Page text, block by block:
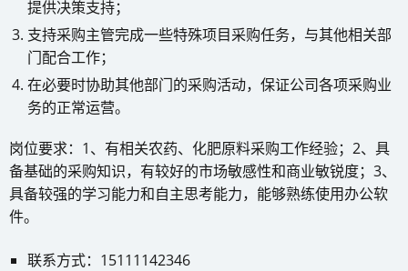
提供决策支持；
支持采购主管完成一些特殊项目采购任务，与其他相关部
门配合工作；
在必要时协助其他部门的采购活动，保证公司各项采购业
务的正常运营。
岗位要求：1、有相关农药、化肥原料采购工作经验；2、具
备基础的采购知识，有较好的市场敏感性和商业敏锐度；3、
具备较强的学习能力和自主思考能力，能够熟练使用办公软
件。
联系方式：15111142346